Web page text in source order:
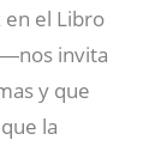
en el Libro
invita
y que
la